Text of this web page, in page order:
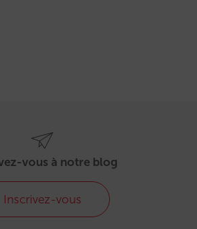
vous à notre blog
Inscrivez-vous